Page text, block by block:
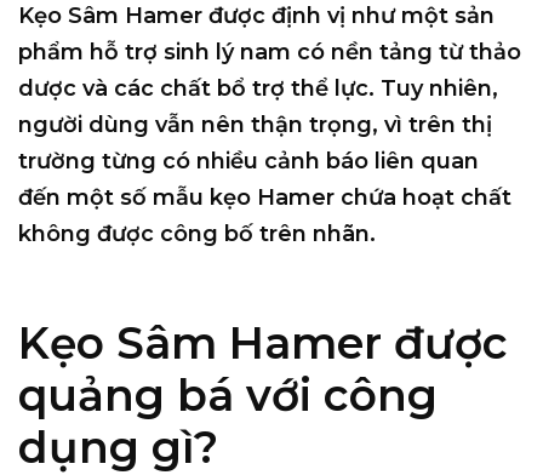
Kẹo Sâm Hamer được định vị như một sản
phẩm hỗ trợ sinh lý nam có nền tảng từ thảo
dược và các chất bổ trợ thể lực. Tuy nhiên,
người dùng vẫn nên thận trọng, vì trên thị
trường từng có nhiều cảnh báo liên quan
đến một số mẫu kẹo Hamer chứa hoạt chất
không được công bố trên nhãn.
Kẹo Sâm Hamer được
quảng bá với công
dụng gì?